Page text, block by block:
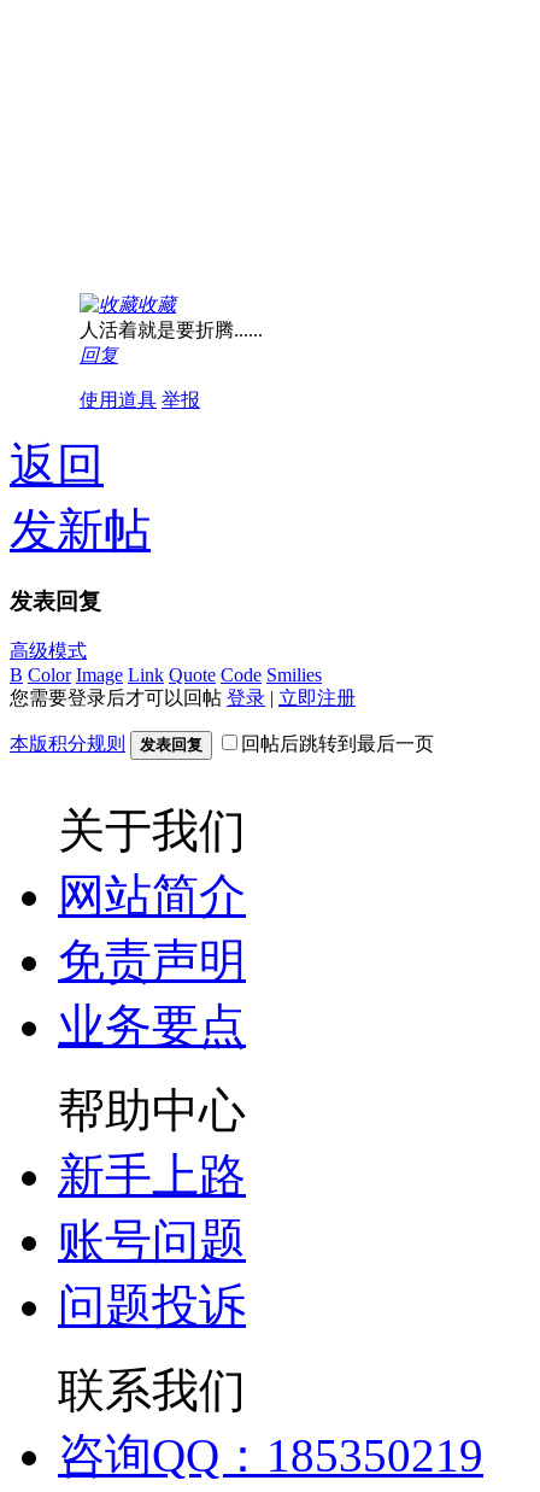
收藏
人活着就是要折腾......
回复
使用道具 举报
返回
发新帖
发表回复
高级模式
B Color Image Link Quote Code Smilies
您需要登录后才可以回帖 登录 | 立即注册
本版积分规则 发表回复 回帖后跳转到最后一页
关于我们
网站简介
免责声明
业务要点
帮助中心
新手上路
账号问题
问题投诉
联系我们
咨询QQ：185350219